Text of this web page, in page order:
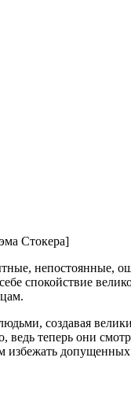
Стокера]
спокойствие
создавая
теперь они
избежать